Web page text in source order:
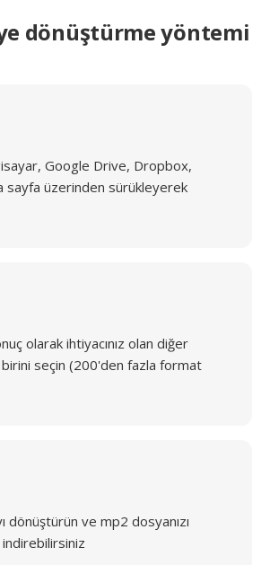
dönüştürme yöntemi
Google Drive, Dropbox,
sayfa üzerinden sürükleyerek
olarak ihtiyacınız olan diğer
seçin (200'den fazla format
dönüştürün ve mp2 dosyanızı